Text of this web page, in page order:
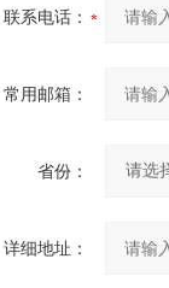
联系电话：
常用邮箱：
省份：
详细地址：